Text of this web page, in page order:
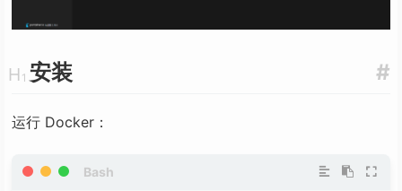
#
安装
运行 Docker：